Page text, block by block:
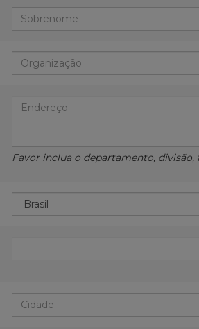
Favor inclua o departamento,